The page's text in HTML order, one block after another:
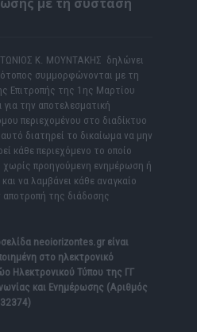
με τη σύσταση
Κ. ΜΟΥΝΤΑΚΗΣ δηλώνει
συμμορφώνονται με τη
Επιτροπής της 1ης Μαρτίου
την αποτελεσματική
περιεχομένου στο διαδίκτυο
διατηρεί το δικαίωμα να μην
κάθε περιεχόμενο το οποίο
χωρίς προηγούμενη ενημέρωση ή
να λαμβάνει κάθε αναγκαίο
αποτροπή της διάδοσης
neoiorizontes.grείναι
στο ηλεκτρονικό
Ηλεκτρονικού Τύπου της ΓΓ
και Ενημέρωσης (Αριθμός